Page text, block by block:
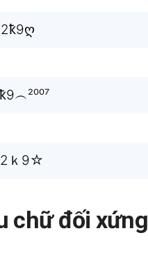
ｋ9☆
chữ đối xứng